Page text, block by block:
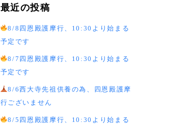
最近の投稿
8/8四恩殿護摩行、10:30より始まる
予定です
8/7四恩殿護摩行、10:30より始まる
予定です
8/6西大寺先祖供養の為、四恩殿護摩
行ございません
8/5四恩殿護摩行、10:30より始まる